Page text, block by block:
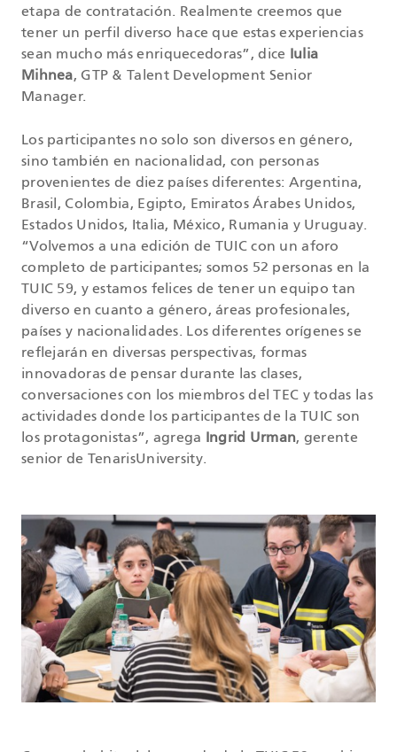
etapa de contratación. Realmente creemos que
tener un perfil diverso hace que estas experiencias
sean mucho más enriquecedoras”, dice Iulia
Mihnea, GTP & Talent Development Senior
Manager.
Los participantes no solo son diversos en género,
sino también en nacionalidad, con personas
provenientes de diez países diferentes: Argentina,
Brasil, Colombia, Egipto, Emiratos Árabes Unidos,
Estados Unidos, Italia, México, Rumania y Uruguay.
“Volvemos a una edición de TUIC con un aforo
completo de participantes; somos 52 personas en la
TUIC 59, y estamos felices de tener un equipo tan
diverso en cuanto a género, áreas profesionales,
países y nacionalidades. Los diferentes orígenes se
reflejarán en diversas perspectivas, formas
innovadoras de pensar durante las clases,
conversaciones con los miembros del TEC y todas las
actividades donde los participantes de la TUIC son
los protagonistas”, agrega Ingrid Urman, gerente
senior de TenarisUniversity.